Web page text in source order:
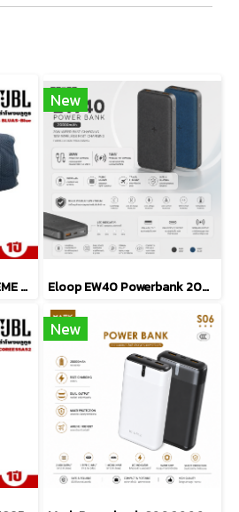
ลำโพงบลูทูธ JBL รุ่น XTREME 4 BLUAS-Blue
New
Eloop EW40 Powerbank 20000mAh Fast Charge QC 3.0 PD 20W
New